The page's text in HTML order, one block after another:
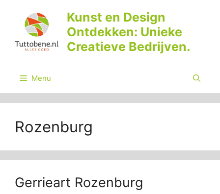
inhoud
Kunst en Design
Ontdekken: Unieke
Creatieve Bedrijven.
Menu
Rozenburg
Gerrieart Rozenburg